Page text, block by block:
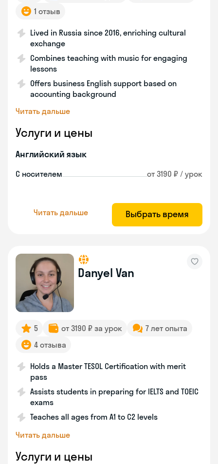
1 отзыв
Lived in Russia since 2016, enriching cultural
exchange
Combines teaching with music for engaging
lessons
Offers business English support based on
accounting background
Читать дальше
Услуги и цены
Английский язык
С носителем от 3190 ₽ / урок
Читать дальше Выбрать время
Danyel Van
5 от 3190 ₽ за урок
7 лет опыта
4 отзыва
Holds a Master TESOL Certification with merit
pass
Assists students in preparing for IELTS and TOEIC
exams
Teaches all ages from A1 to C2 levels
Читать дальше
Услуги и цены